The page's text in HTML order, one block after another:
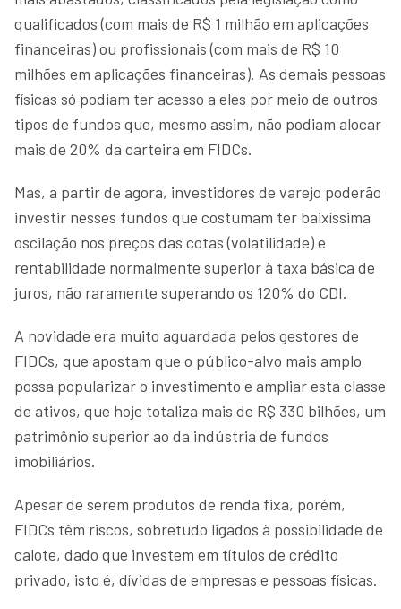
qualificados (com mais de R$ 1 milhão em aplicações
financeiras) ou profissionais (com mais de R$ 10
milhões em aplicações financeiras). As demais pessoas
físicas só podiam ter acesso a eles por meio de outros
tipos de fundos que, mesmo assim, não podiam alocar
mais de 20% da carteira em FIDCs.
Mas, a partir de agora, investidores de varejo poderão
investir nesses fundos que costumam ter baixíssima
oscilação nos preços das cotas (volatilidade) e
rentabilidade normalmente superior à taxa básica de
juros, não raramente superando os 120% do CDI.
A novidade era muito aguardada pelos gestores de
FIDCs, que apostam que o público-alvo mais amplo
possa popularizar o investimento e ampliar esta classe
de ativos, que hoje totaliza mais de R$ 330 bilhões, um
patrimônio superior ao da indústria de fundos
imobiliários.
Apesar de serem produtos de renda fixa, porém,
FIDCs têm riscos, sobretudo ligados à possibilidade de
calote, dado que investem em títulos de crédito
privado, isto é, dívidas de empresas e pessoas físicas.